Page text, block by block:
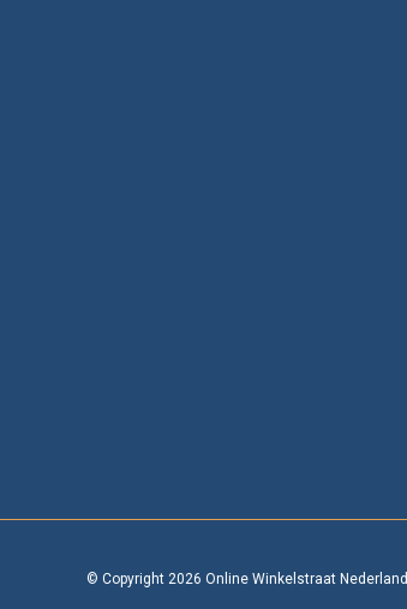
© Copyright 2026 Online Winkelstraat Nederland